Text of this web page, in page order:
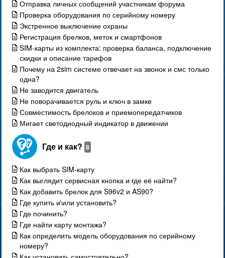
Отправка личных сообщений участникам форума
Проверка оборудования по серийному номеру
Экстренное выключение охраны
Регистрация брелков, меток и смартфонов
SIM-карты из комплекта: проверка баланса, подключение
скидки и описание тарифов
Почему на 2sim системе отвечает на звонок и смс только
одна?
Не заводится двигатель
Не поворачивается руль и ключ в замке
Совместимость брелоков и приемопередатчиков
Мигает светодиодный индикатор в движении
Где и как? 8
Как выбрать SIM-карту
Как выглядит сервисная кнопка и где её найти?
Как добавить брелок для S96v2 и AS90?
Где купить и\или установить?
Где починить?
Где найти карту монтажа?
Как определить модель оборудования по серийному
номеру?